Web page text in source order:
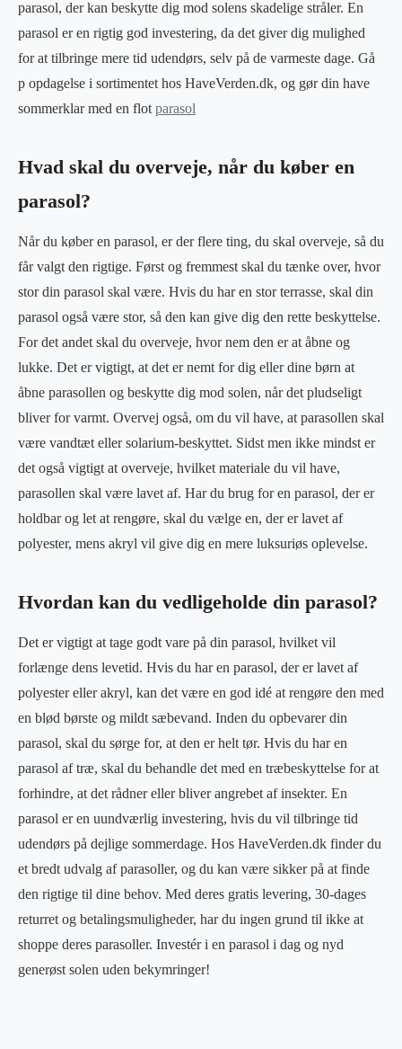
parasol, der kan beskytte dig mod solens skadelige stråler. En
parasol er en rigtig god investering, da det giver dig mulighed
for at tilbringe mere tid udendørs, selv på de varmeste dage. Gå
p opdagelse i sortimentet hos HaveVerden.dk, og gør din have
sommerklar med en flot parasol
Hvad skal du overveje, når du køber en
parasol?
Når du køber en parasol, er der flere ting, du skal overveje, så du
får valgt den rigtige. Først og fremmest skal du tænke over, hvor
stor din parasol skal være. Hvis du har en stor terrasse, skal din
parasol også være stor, så den kan give dig den rette beskyttelse.
For det andet skal du overveje, hvor nem den er at åbne og
lukke. Det er vigtigt, at det er nemt for dig eller dine børn at
åbne parasollen og beskytte dig mod solen, når det pludseligt
bliver for varmt. Overvej også, om du vil have, at parasollen skal
være vandtæt eller solarium-beskyttet. Sidst men ikke mindst er
det også vigtigt at overveje, hvilket materiale du vil have,
parasollen skal være lavet af. Har du brug for en parasol, der er
holdbar og let at rengøre, skal du vælge en, der er lavet af
polyester, mens akryl vil give dig en mere luksuriøs oplevelse.
Hvordan kan du vedligeholde din parasol?
Det er vigtigt at tage godt vare på din parasol, hvilket vil
forlænge dens levetid. Hvis du har en parasol, der er lavet af
polyester eller akryl, kan det være en god idé at rengøre den med
en blød børste og mildt sæbevand. Inden du opbevarer din
parasol, skal du sørge for, at den er helt tør. Hvis du har en
parasol af træ, skal du behandle det med en træbeskyttelse for at
forhindre, at det rådner eller bliver angrebet af insekter. En
parasol er en uundværlig investering, hvis du vil tilbringe tid
udendørs på dejlige sommerdage. Hos HaveVerden.dk finder du
et bredt udvalg af parasoller, og du kan være sikker på at finde
den rigtige til dine behov. Med deres gratis levering, 30-dages
returret og betalingsmuligheder, har du ingen grund til ikke at
shoppe deres parasoller. Investér i en parasol i dag og nyd
generøst solen uden bekymringer!